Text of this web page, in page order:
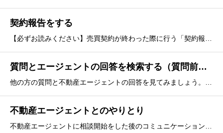
契約報告をする
質問とエージェントの回答を検索する（質問前にご覧ください）
不動産エージェントとのやりとり